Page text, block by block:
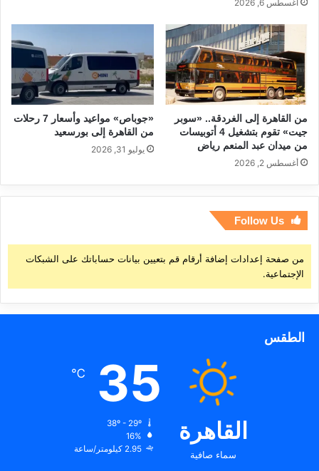
أغسطس 6, 2026
من القاهرة إلى الغردقة.. «سوبر
جيت» تقوم بتشغيل 4 أتوبيسات
من ميدان عبد المنعم رياض
أغسطس 2, 2026
«جوباص» مواعيد وأسعار 7 رحلات
من القاهرة إلى بورسعيد
يوليو 31, 2026
Follow Us
من صفحة إعدادات إضافة أرقام قم بتعيين بيانات حساباتك على الشبكات
الإجتماعية.
الطقس
القاهرة
سماء صافية
35
℃
16%
2.95 كيلومتر/ساعة